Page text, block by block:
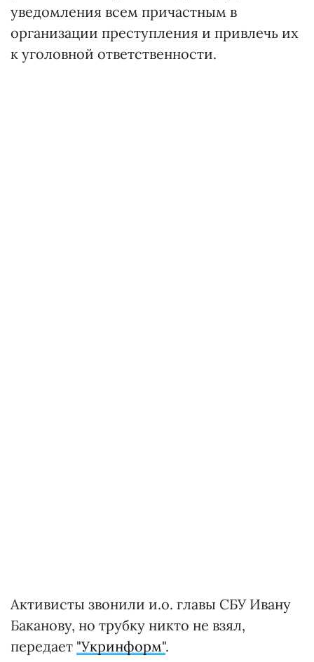
уведомления всем причастным в
организации преступления и привлечь их
к уголовной ответственности.
Активисты звонили и.о. главы СБУ Ивану
Баканову, но трубку никто не взял,
передает "Укринформ".